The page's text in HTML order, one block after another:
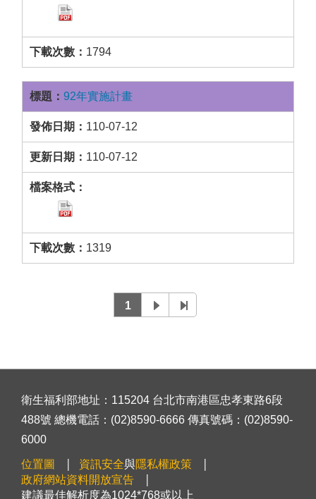
1794
92年實施計畫
110-07-12
110-07-12
1319
1
衛生福利部地址：115204 台北市南港區忠孝東路6段
488號 總機電話：(02)8590-6666 傳真號碼：(02)8590-
6000
位置圖 資訊安全與隱私權政策
政府網站資料開放宣告
建議最佳解析度為1024*768或以上